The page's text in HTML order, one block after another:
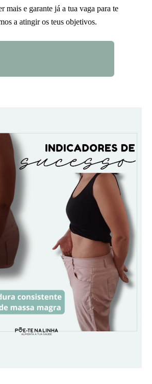
mais e garante já a tua vaga para te
a atingir os teus objetivos.